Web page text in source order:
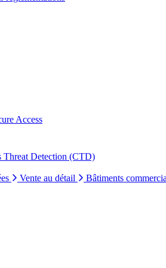
Access
Threat Detection (CTD)
Vente au détail Bâtiments